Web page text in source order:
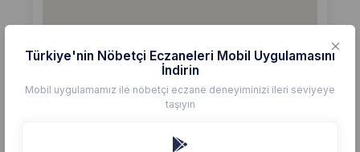
Türkiye'nin Nöbetçi Eczaneleri Mobil Uygulamasını
İndirin
Mobil uygulamamız ile nöbetçi eczane deneyiminizi ileri seviyeye
taşıyın